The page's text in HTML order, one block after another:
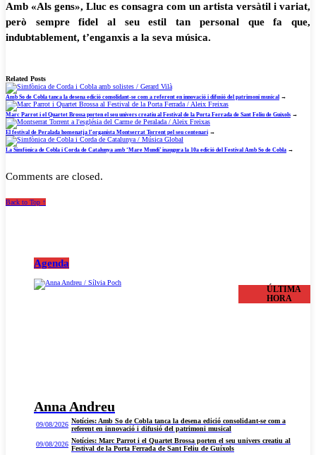
Amb «Als gens», Lluc es consagra com un artista versàtil i variat,
però sempre fidel al seu estil tan personal que fa que,
indubtablement, t’enganxis a la seva música.
Related Posts
Amb So de Cobla tanca la desena edició consolidant-se com a referent en innovació i difusió del patrimoni musical →
Marc Parrot i el Quartet Brossa porten el seu univers creatiu al Festival de la Porta Ferrada de Sant Feliu de Guíxols →
El festival de Peralada homenatja l’organista Montserrat Torrent pel seu centenari →
La Simfònica de Cobla i Corda de Catalunya amb ‘Mare Mundi’ inaugura la 10a edició del Festival Amb So de Cobla →
Comments are closed.
Back to Top ↑
Agenda
Anna Andreu
ÚLTIMA
HORA
09/08/2026 Notícies: Amb So de Cobla tanca la desena edició consolidant-se com a
referent en innovació i difusió del patrimoni musical
09/08/2026 Notícies: Marc Parrot i el Quartet Brossa porten el seu univers creatiu al
Festival de la Porta Ferrada de Sant Feliu de Guíxols